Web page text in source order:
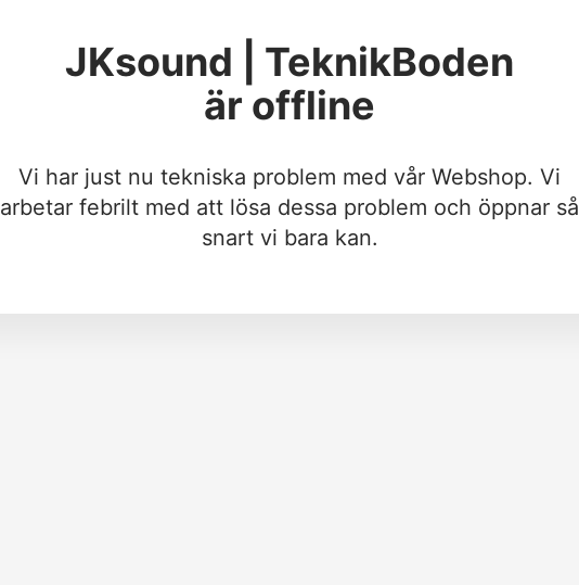
JKsound | TeknikBoden
är offline
Vi har just nu tekniska problem med vår Webshop. Vi
arbetar febrilt med att lösa dessa problem och öppnar så
snart vi bara kan.